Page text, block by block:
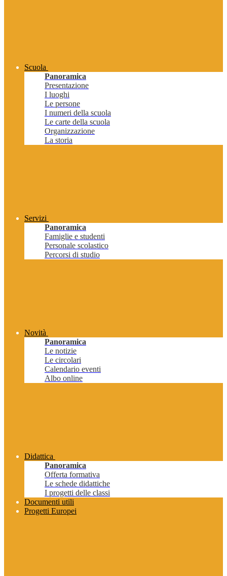
Scuola
Panoramica
Presentazione
I luoghi
Le persone
I numeri della scuola
Le carte della scuola
Organizzazione
La storia
Servizi
Panoramica
Famiglie e studenti
Personale scolastico
Percorsi di studio
Novità
Panoramica
Le notizie
Le circolari
Calendario eventi
Albo online
Didattica
Panoramica
Offerta formativa
Le schede didattiche
I progetti delle classi
Documenti utili
Progetti Europei